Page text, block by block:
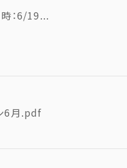
6/19...
6月.pdf